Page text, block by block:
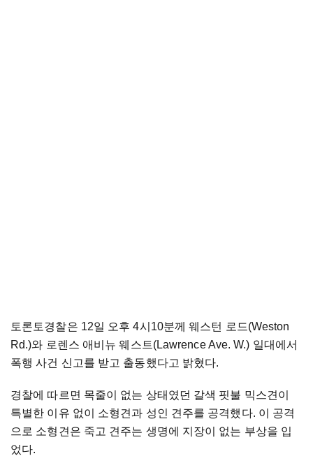
토론토경찰은 12일 오후 4시10분께 웨스턴 로드(Weston
Rd.)와 로렌스 애비뉴 웨스트(Lawrence Ave. W.) 일대에서
폭행 사건 신고를 받고 출동했다고 밝혔다.
경찰에 따르면 목줄이 없는 상태였던 갈색 핏불 믹스견이
특별한 이유 없이 소형견과 성인 견주를 공격했다. 이 공격
으로 소형견은 죽고 견주는 생명에 지장이 없는 부상을 입
었다.